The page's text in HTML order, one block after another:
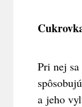
Pri nej
a jeho